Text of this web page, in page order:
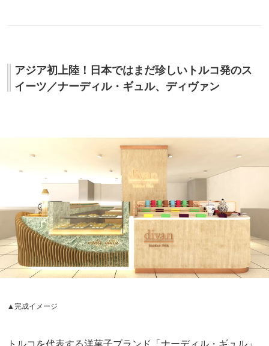
アジア初上陸！日本ではまだ珍しいトルコ発のス
イーツ／ナーディル・ギュル、ディヴァン
▲完成イメージ